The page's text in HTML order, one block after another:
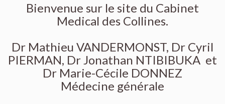
Bienvenue sur le site du Cabinet
Medical des Collines.
Dr Mathieu VANDERMONST, Dr Cyril
PIERMAN, Dr Jonathan NTIBIBUKA et
Dr Marie-Cécile DONNEZ
Médecine générale